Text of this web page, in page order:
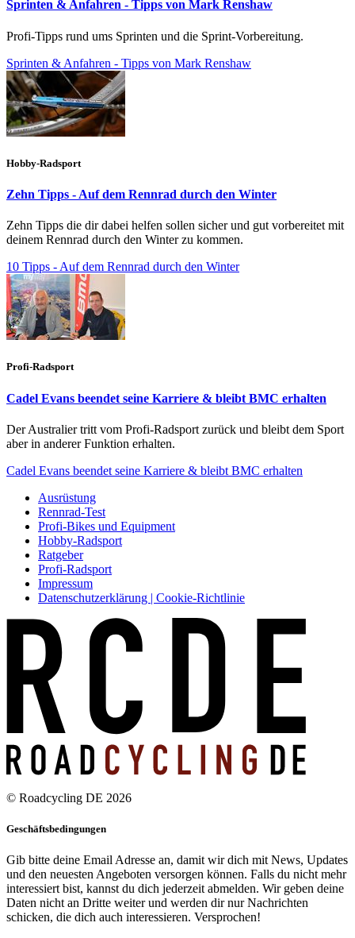
Sprinten & Anfahren - Tipps von Mark Renshaw
Profi-Tipps rund ums Sprinten und die Sprint-Vorbereitung.
Sprinten & Anfahren - Tipps von Mark Renshaw
Hobby-Radsport
Zehn Tipps - Auf dem Rennrad durch den Winter
Zehn Tipps die dir dabei helfen sollen sicher und gut vorbereitet mit
deinem Rennrad durch den Winter zu kommen.
10 Tipps - Auf dem Rennrad durch den Winter
Profi-Radsport
Cadel Evans beendet seine Karriere & bleibt BMC erhalten
Der Australier tritt vom Profi-Radsport zurück und bleibt dem Sport
aber in anderer Funktion erhalten.
Cadel Evans beendet seine Karriere & bleibt BMC erhalten
Ausrüstung
Rennrad-Test
Profi-Bikes und Equipment
Hobby-Radsport
Ratgeber
Profi-Radsport
Impressum
Datenschutzerklärung | Cookie-Richtlinie
© Roadcycling DE 2026
Geschäftsbedingungen
Gib bitte deine Email Adresse an, damit wir dich mit News, Updates
und den neuesten Angeboten versorgen können. Falls du nicht mehr
interessiert bist, kannst du dich jederzeit abmelden. Wir geben deine
Daten nicht an Dritte weiter und werden dir nur Nachrichten
schicken, die dich auch interessieren. Versprochen!